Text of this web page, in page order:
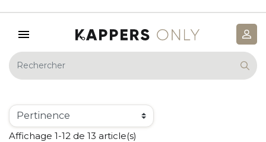
Affichage 1-12 de 13 article(s)